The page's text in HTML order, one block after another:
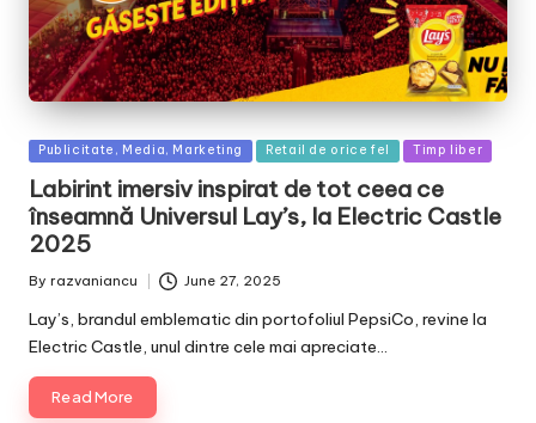
Posted
Publicitate, Media, Marketing Retail de orice fel Timp liber
Labirint imersiv inspirat de tot ceea ce
înseamnă Universul Lay’s, la Electric Castle
2025
Posted
By razvaniancu June 27, 2025
Lay’s, brandul emblematic din portofoliul PepsiCo, revine la
Electric Castle, unul dintre cele mai apreciate…
Read More